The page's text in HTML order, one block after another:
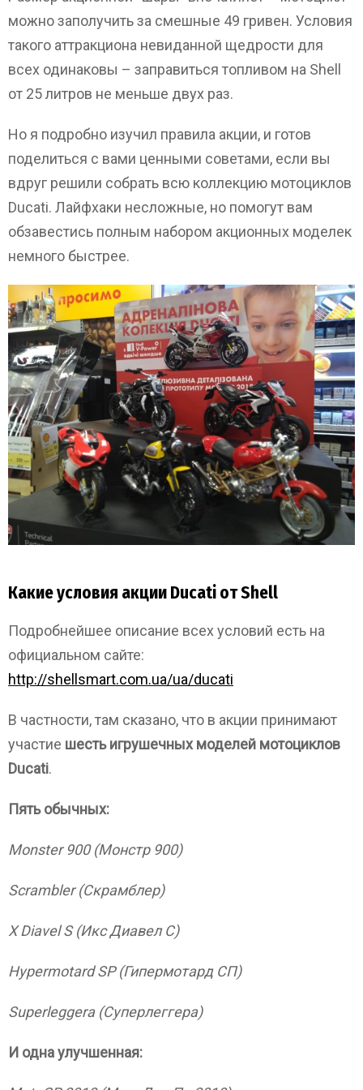
можно заполучить за смешные 49 гривен. Условия
такого аттракциона невиданной щедрости для
всех одинаковы – заправиться топливом на Shell
от 25 литров не меньше двух раз.
Но я подробно изучил правила акции, и готов
поделиться с вами ценными советами, если вы
вдруг решили собрать всю коллекцию мотоциклов
Ducati. Лайфхаки несложные, но помогут вам
обзавестись полным набором акционных моделек
немного быстрее.
Какие условия акции Ducati от Shell
Подробнейшее описание всех условий есть на
официальном сайте:
http://shellsmart.com.ua/ua/ducati
В частности, там сказано, что в акции принимают
участие шесть игрушечных моделей мотоциклов
Ducati.
Пять обычных:
Monster 900 (Монстр 900)
Scrambler (Скрамблер)
X Diavel S (Икс Диавел С)
Hypermotard SP (Гипермотард СП)
Superleggera (Суперлеггера)
И одна улучшенная: